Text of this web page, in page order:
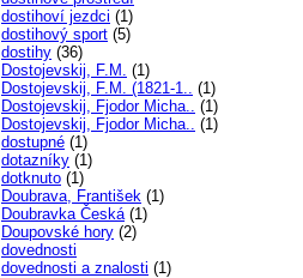
dostihoví jezdci (1)
dostihový sport (5)
dostihy (36)
Dostojevskij, F.M. (1)
Dostojevskij, F.M. (1821-1.. (1)
Dostojevskij, Fjodor Micha.. (1)
Dostojevskij, Fjodor Micha.. (1)
dostupné (1)
dotazníky (1)
dotknuto (1)
Doubrava, František (1)
Doubravka Česká(1)
Doupovské hory (2)
dovednosti
dovednosti a znalosti (1)